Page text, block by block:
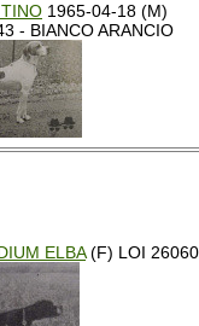
1965-04-18 (M)
- BIANCO ARANCIO
ELBA(F) LOI